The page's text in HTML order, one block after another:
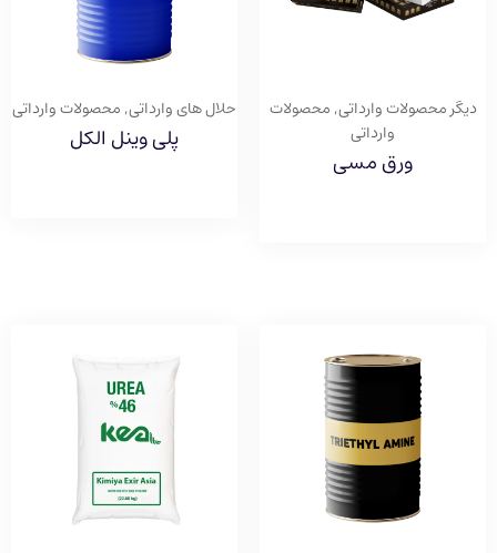
دیگر محصولات وارداتی,محصولات
وارداتی
ورق مسی
حلال های وارداتی,محصولات وارداتی
پلی وینل الکل